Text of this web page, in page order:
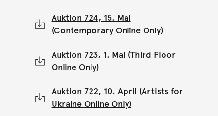
Auktion 724, 15. Mai
(Contemporary Online Only)
Auktion 723, 1. Mai (Third Floor
Online Only)
Auktion 722, 10. April (Artists for
Ukraine Online Only)